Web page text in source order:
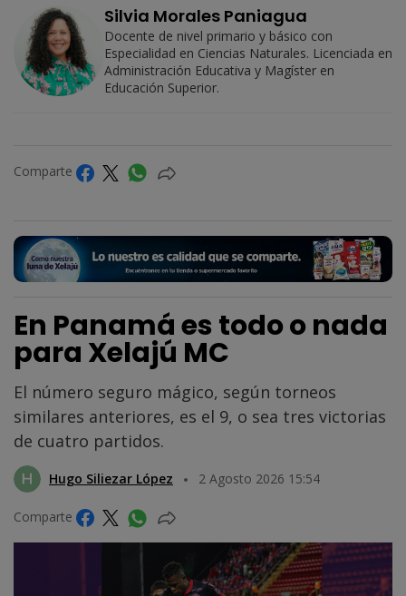
Silvia Morales Paniagua
Docente de nivel primario y básico con
Especialidad en Ciencias Naturales. Licenciada en
Administración Educativa y Magíster en
Educación Superior.
Comparte
En Panamá es todo o nada
para Xelajú MC
El número seguro mágico, según torneos
similares anteriores, es el 9, o sea tres victorias
de cuatro partidos.
Hugo Siliezar López 2 Agosto 2026 15:54
Comparte